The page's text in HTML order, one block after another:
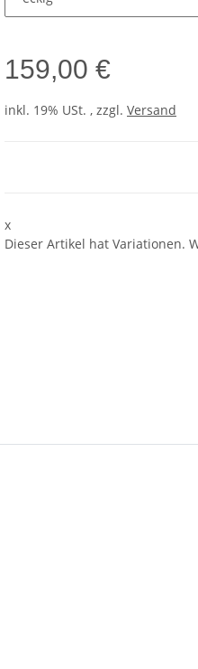
159,00 €
inkl. 19% USt. , zzgl. Versand
x
Dieser Artikel hat Variationen.